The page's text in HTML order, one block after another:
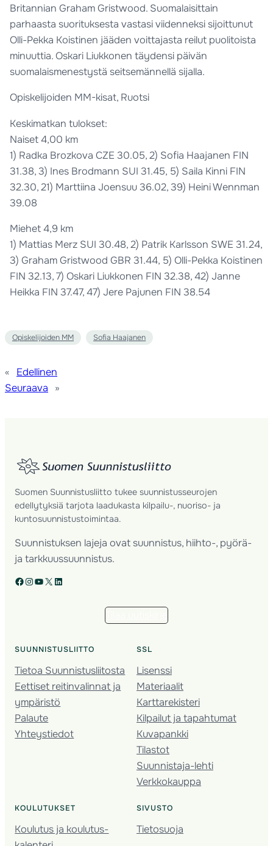
Britannian Graham Gristwood. Suomalaisittain
parhaasta suorituksesta vastasi viidenneksi sijoittunut
Olli-Pekka Koistinen jääden voittajasta reilut puolitoista
minuuttia. Oskari Liukkonen täydensi päivän
suomalaismenestystä seitsemännellä sijalla.
Opiskelijoiden MM-kisat, Ruotsi
Keskimatkan tulokset:
Naiset 4,00 km
1) Radka Brozkova CZE 30.05, 2) Sofia Haajanen FIN
31.38, 3) Ines Brodmann SUI 31.45, 5) Saila Kinni FIN
32.30, 21) Marttiina Joensuu 36.02, 39) Heini Wennman
39.08
Miehet 4,9 km
1) Mattias Merz SUI 30.48, 2) Patrik Karlsson SWE 31.24,
3) Graham Gristwood GBR 31.44, 5) Olli-Pekka Koistinen
FIN 32.13, 7) Oskari Liukkonen FIN 32.38, 42) Janne
Heikka FIN 37.47, 47) Jere Pajunen FIN 38.54
Opiskelijoiden MM Sofia Haajanen
«
Edellinen
Seuraava
»
Suomen Suunnistusliitto tukee suunnistusseurojen
edellytyksiä tarjota laadukasta kilpailu-, nuoriso- ja
kuntosuunnistustoimintaa.
Suunnistuksen lajeja ovat suunnistus, hiihto-, pyörä-
ja tarkkuussuunnistus.
Facebook Instagram YouTube X LinkedIn
SUUNNISTUSLIITTO
Tietoa Suunnistusliitosta
Eettiset reitinvalinnat ja
ympäristö
Palaute
Yhteystiedot
SSL
Lisenssi
Materiaalit
Karttarekisteri
Kilpailut ja tapahtumat
Kuvapankki
Tilastot
Suunnistaja-lehti
Verkkokauppa
KOULUTUKSET
Koulutus ja koulutus­
SIVUSTO
Tietosuoja